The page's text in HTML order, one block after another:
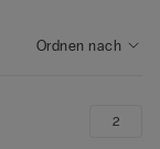
Ordnen nach
2